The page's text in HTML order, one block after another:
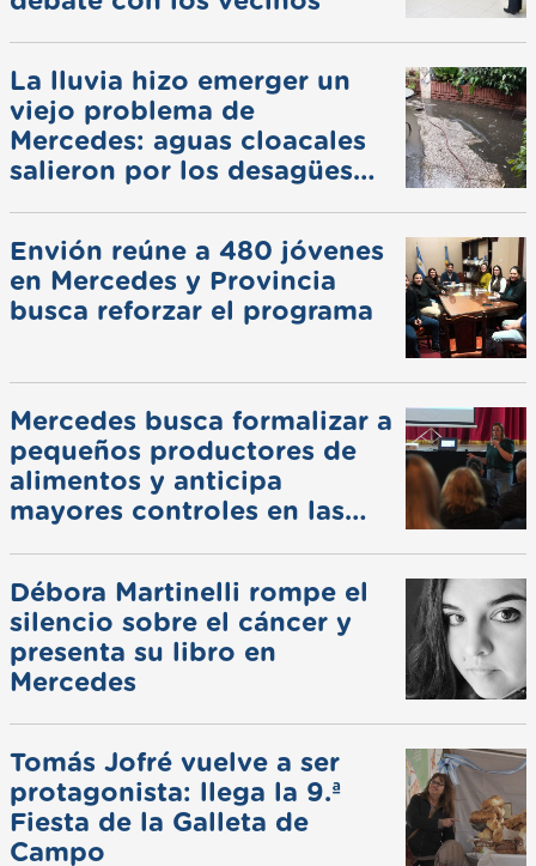
La lluvia hizo emerger un
viejo problema de
Mercedes: aguas cloacales
salieron por los desagües
Envión reúne a 480 jóvenes
en Mercedes y Provincia
busca reforzar el programa
Mercedes busca formalizar a
pequeños productores de
alimentos y anticipa
mayores controles en las
Débora Martinelli rompe el
silencio sobre el cáncer y
presenta su libro en
Mercedes
Tomás Jofré vuelve a ser
protagonista: llega la 9.ª
Fiesta de la Galleta de
Campo